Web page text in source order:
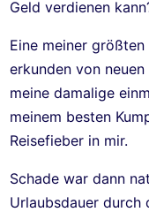
Geld verdienen
Eine meiner
erkunden von
meine damalige
meinem besten
Reisefieber in mir.
Schade war dann
Urlaubsdauer durch